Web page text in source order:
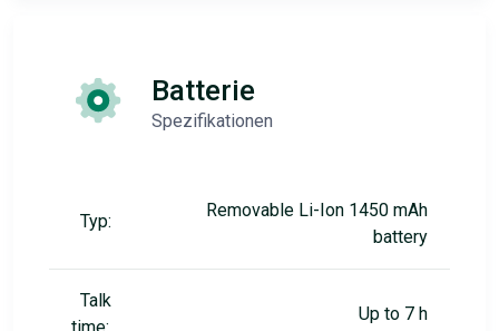
Batterie
Spezifikationen
Typ:
Removable Li-Ion 1450 mAh
battery
Talk
Up to 7 h